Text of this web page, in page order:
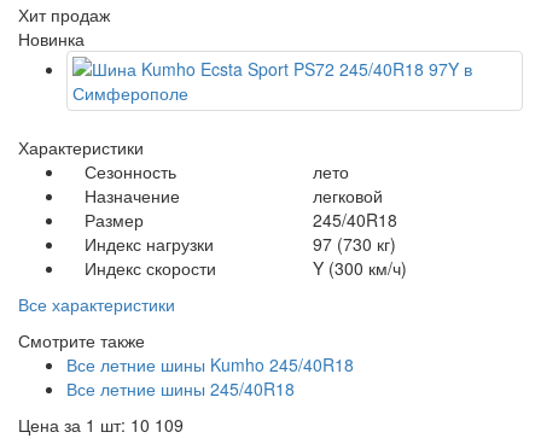
Хит продаж
Новинка
Характеристики
Сезонность
лето
Назначение
легковой
Размер
245/40R18
Индекс нагрузки
97 (730 кг)
Индекс скорости
Y (300 км/ч)
Все характеристики
Смотрите также
Все летние шины Kumho 245/40R18
Все летние шины 245/40R18
Цена за 1 шт: 10 109